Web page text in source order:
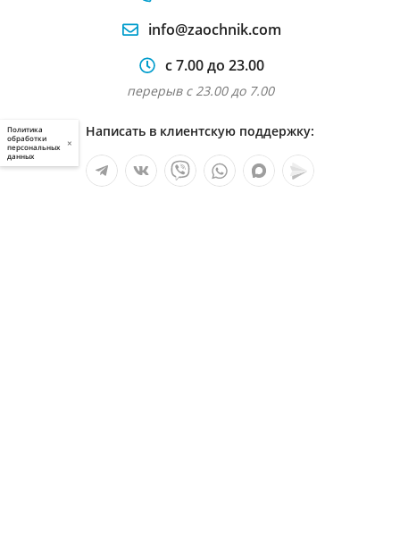
info@zaochnik.com
с 7.00 до 23.00
перерыв с 23.00 до 7.00
Написать в клиентскую поддержку:
Политика
обработки
персональных
данных
×